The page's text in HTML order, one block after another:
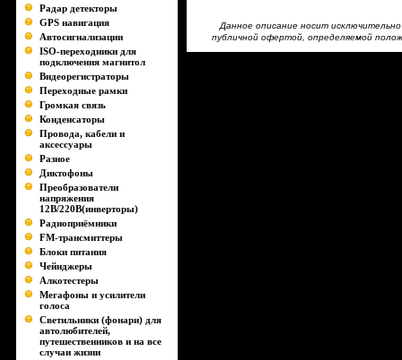
Радар детекторы
GPS навигация
Автосигнализации
ISO-переходники для
подключения магнитол
Видеорегистраторы
Переходные рамки
Громкая связь
Конденсаторы
Провода, кабели и
аксессуары
Разное
Диктофоны
Преобразователи
напряжения
12В/220В(инверторы)
Радиоприёмники
FM-трансмиттеры
Блоки питания
Чейнджеры
Алкотестеры
Мегафоны и усилители
голоса
Светильники (фонари) для
автолюбителей,
путешественников и на все
случаи жизни
Данное описание носит
публичной офертой, определяемой